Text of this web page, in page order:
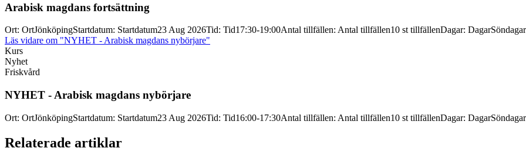
Arabisk magdans fortsättning
Ort: OrtJönköpingStartdatum: Startdatum23 Aug 2026Tid: Tid17:30-19:00Antal tillfällen: Antal tillfällen10 st tillfällenDagar: DagarSöndagar
Läs vidare om "NYHET - Arabisk magdans nybörjare"
Kurs
Nyhet
Friskvård
NYHET - Arabisk magdans nybörjare
Ort: OrtJönköpingStartdatum: Startdatum23 Aug 2026Tid: Tid16:00-17:30Antal tillfällen: Antal tillfällen10 st tillfällenDagar: DagarSöndagar
Relaterade artiklar